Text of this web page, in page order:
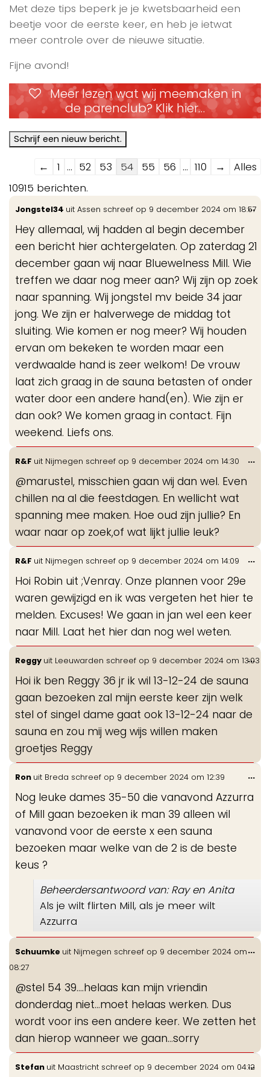
Met deze tips beperk je je kwetsbaarheid een
beetje voor de eerste keer, en heb je ietwat
meer controle over de nieuwe situatie.
Fijne avond!
Meer lezen wat wij meemaken in
de parenclub? Klik hier…
Navigatie
door
de
gastenboek-
lijst
← 1 ... 52 53 54 55 56 ... 110 →
Alles
10915 berichten.
Jongstel34 uit Assen schreef op 9 december 2024 om 18:57
Hey allemaal, wij hadden al begin december
een bericht hier achtergelaten. Op zaterdag 21
december gaan wij naar Bluewelness Mill. Wie
treffen we daar nog meer aan? Wij zijn op zoek
naar spanning. Wij jongstel mv beide 34 jaar
jong. We zijn er halverwege de middag tot
sluiting. Wie komen er nog meer? Wij houden
ervan om bekeken te worden maar een
verdwaalde hand is zeer welkom! De vrouw
laat zich graag in de sauna betasten of onder
water door een andere hand(en). Wie zijn er
dan ook? We komen graag in contact. Fijn
weekend. Liefs ons.
...
R&F uit Nijmegen schreef op 9 december 2024 om 14:30
@marustel, misschien gaan wij dan wel. Even
chillen na al die feestdagen. En wellicht wat
spanning mee maken. Hoe oud zijn jullie? En
waar naar op zoek,of wat lijkt jullie leuk?
...
R&F uit Nijmegen schreef op 9 december 2024 om 14:09
Hoi Robin uit ;Venray. Onze plannen voor 29e
waren gewijzigd en ik was vergeten het hier te
melden. Excuses! We gaan in jan wel een keer
naar Mill. Laat het hier dan nog wel weten.
...
Reggy uit Leeuwarden schreef op 9 december 2024 om 13:03
Hoi ik ben Reggy 36 jr ik wil 13-12-24 de sauna
gaan bezoeken zal mijn eerste keer zijn welk
stel of singel dame gaat ook 13-12-24 naar de
sauna en zou mij weg wijs willen maken
groetjes Reggy
...
Ron uit Breda schreef op 9 december 2024 om 12:39
Nog leuke dames 35-50 die vanavond Azzurra
of Mill gaan bezoeken ik man 39 alleen wil
vanavond voor de eerste x een sauna
bezoeken maar welke van de 2 is de beste
keus ?
Beheerdersantwoord van: Ray en Anita
Als je wilt flirten Mill, als je meer wilt
Azzurra
...
Schuumke uit Nijmegen schreef op 9 december 2024 om
08:27
@stel 54 39....helaas kan mijn vriendin
donderdag niet...moet helaas werken. Dus
wordt voor ins een andere keer. We zetten het
dan hierop wanneer we gaan...sorry
...
Stefan uit Maastricht schreef op 9 december 2024 om 04:12
...